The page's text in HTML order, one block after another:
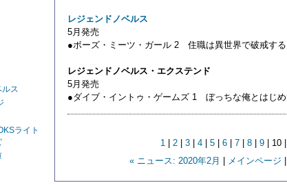
ルス
ライト
レジェンドノベルス
5月発売
●ボーズ・ミーツ・ガール 2 住職は異世界で破戒す
レジェンドノベルス・エクステンド
5月発売
●ダイブ・イントゥ・ゲームズ 1 ぼっちな俺とはじ
1 | 2| 3| 4| 5| 6| 7| 8| 9| 10 |
« ニュース: 2020年2月 | メインページ |